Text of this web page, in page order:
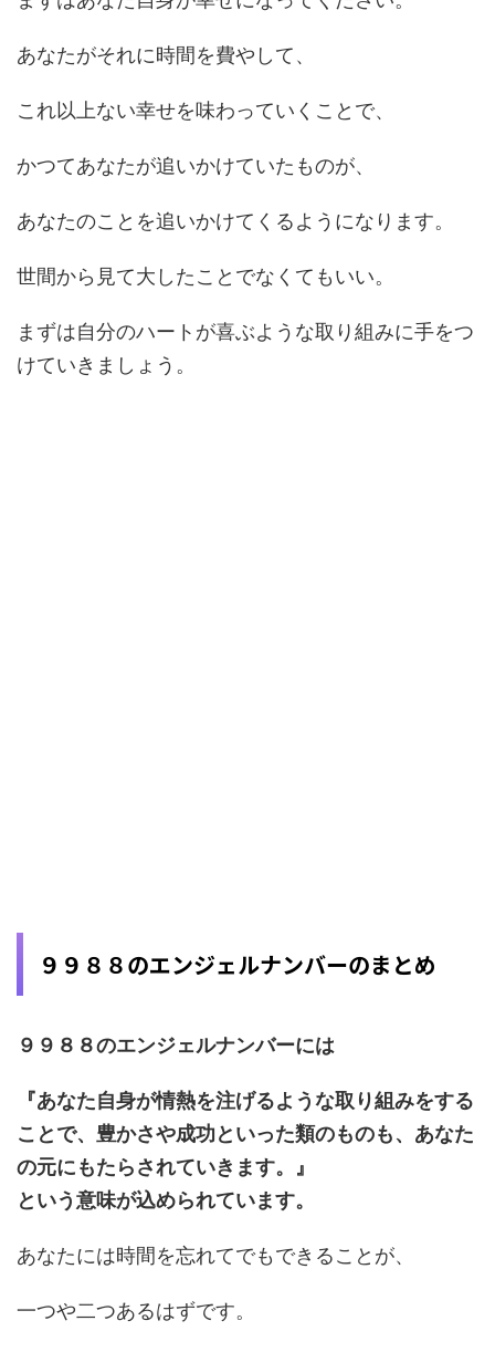
あなたがそれに時間を費やして、
これ以上ない幸せを味わっていくことで、
かつてあなたが追いかけていたものが、
あなたのことを追いかけてくるようになります。
世間から見て大したことでなくてもいい。
まずは自分のハートが喜ぶような取り組みに手をつ
けていきましょう。
９９８８のエンジェルナンバーのまとめ
９９８８のエンジェルナンバーには
『あなた自身が情熱を注げるような取り組みをする
ことで、豊かさや成功といった類のものも、あなた
の元にもたらされていきます。』
という意味が込められています。
あなたには時間を忘れてでもできることが、
一つや二つあるはずです。